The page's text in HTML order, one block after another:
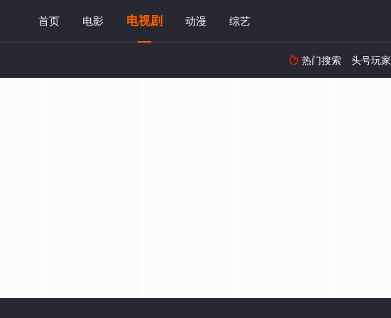
首页 电影 电视剧 动漫 综艺
 热门搜索 头号玩家